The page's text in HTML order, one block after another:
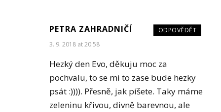
ODPOVĚDĚT
PETRA ZAHRADNIČÍ
3. 9. 2018 at 20:58
Hezký den Evo, děkuju moc za
pochvalu, to se mi to zase bude hezky
psát :)))). Přesně, jak píšete. Taky máme
zeleninu křivou, divně barevnou, ale